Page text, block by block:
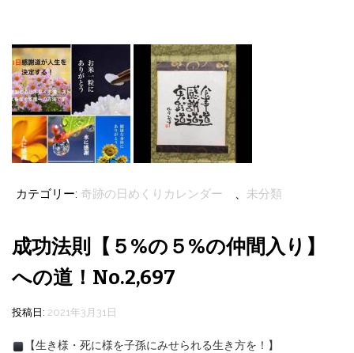
カテゴリー: 奇跡の日めくりカレンダー 、 未分類
成功法則【５%の５%の仲間入り】
への道！No.2,697
投稿日: 2021年3月31日
【生き様・死に様を子孫にみせられる生き方を！】